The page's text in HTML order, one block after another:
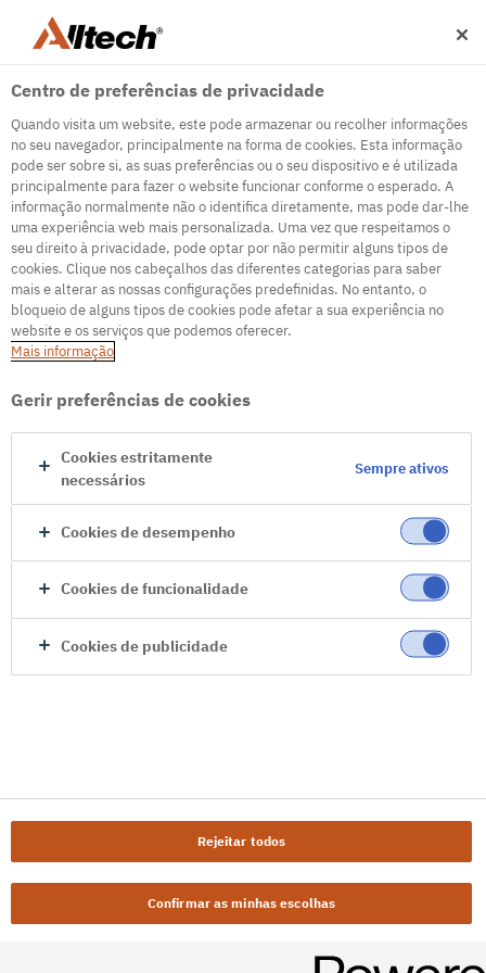
500
Servidor de erro interno
Servidor de erro interno
Centro de preferências de privacidade
Quando visita um website, este pode armazenar ou recolher informações
no seu navegador, principalmente na forma de cookies. Esta informação
pode ser sobre si, as suas preferências ou o seu dispositivo e é utilizada
principalmente para fazer o website funcionar conforme o esperado. A
informação normalmente não o identifica diretamente, mas pode dar-lhe
uma experiência web mais personalizada. Uma vez que respeitamos o
seu direito à privacidade, pode optar por não permitir alguns tipos de
cookies. Clique nos cabeçalhos das diferentes categorias para saber
mais e alterar as nossas configurações predefinidas. No entanto, o
bloqueio de alguns tipos de cookies pode afetar a sua experiência no
website e os serviços que podemos oferecer.
Mais informação
Gerir preferências de cookies
Cookies estritamente
necessários
Sempre ativos
Cookies de desempenho
Cookies de funcionalidade
Cookies de publicidade
Rejeitar todos
Confirmar as minhas escolhas